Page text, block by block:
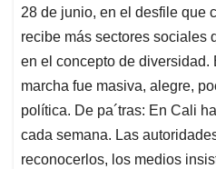
28 de junio, en el desfile que
recibe más sectores sociales
en el concepto de diversidad.
marcha fue masiva, alegre,
política. De pa´tras: En Cali
cada semana. Las
reconocerlos, los medios